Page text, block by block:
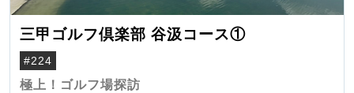
三甲ゴルフ倶楽部 谷汲コース①
#224
極上！ゴルフ場探訪